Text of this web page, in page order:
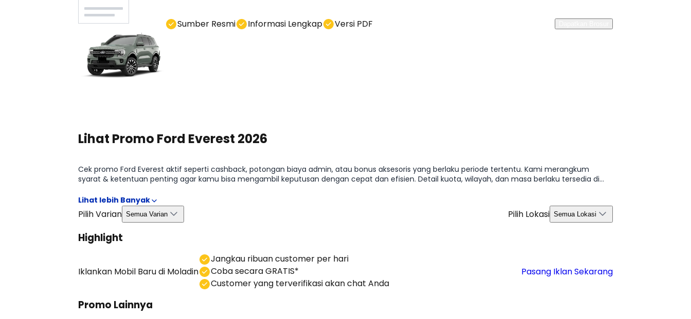
Sumber Resmi Informasi Lengkap Versi PDF
Lihat Promo Ford Everest 2026
Cek promo Ford Everest aktif seperti cashback, potongan biaya admin, atau bonus aksesoris yang berlaku periode tertentu. Kami merangkum
syarat & ketentuan penting agar kamu bisa mengambil keputusan dengan cepat dan efisien. Detail kuota, wilayah, dan masa berlaku tersedia di
Pilih Varian Semua Varian Pilih Lokasi Semua Lokasi
Highlight
Iklankan Mobil Barudi Moladin
⁠Jangkau ribuan customer per hari
Coba secara GRATIS*
⁠⁠Customer yang terverifikasi akan chat Anda
Pasang Iklan Sekarang
Promo Lainnya